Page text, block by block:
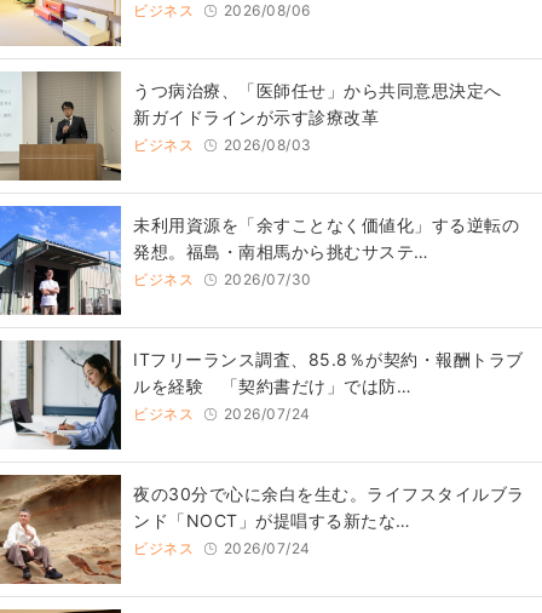
ビジネス 2026/08/06
うつ病治療、「医師任せ」から共同意思決定へ
新ガイドラインが示す診療改革
ビジネス 2026/08/03
​​未利用資源を「余すことなく価値化」する逆転の
発想。福島・南相馬から挑むサステ…
ビジネス 2026/07/30
ITフリーランス調査、85.8％が契約・報酬トラブ
ルを経験 「契約書だけ」では防…
ビジネス 2026/07/24
​夜の30分で心に余白を生む。ライフスタイルブラ
ンド「NOCT」が提唱する新たな…
ビジネス 2026/07/24